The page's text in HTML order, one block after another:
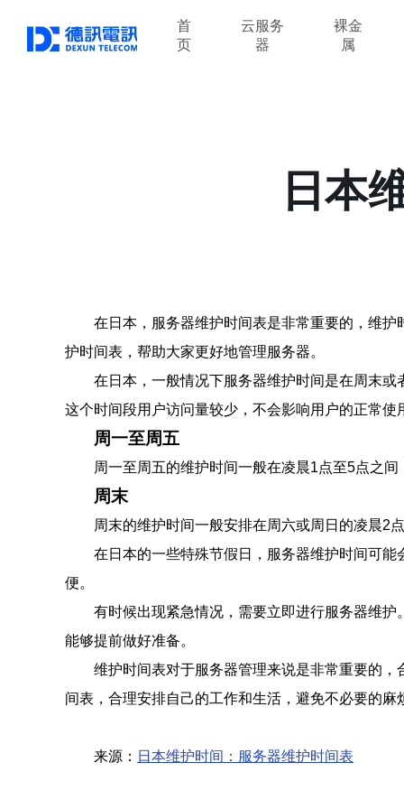
首
页
云服务
器
裸金
属
日本
在日本，服务器维护时间表是非常重要的，维
护时间表，帮助大家更好地管理服务器。
在日本，一般情况下服务器维护时间是在周末
这个时间段用户访问量较少，不会影响用户的正常使
周一至周五
周一至周五的维护时间一般在凌晨1点至5点之
周末
周末的维护时间一般安排在周六或周日的凌晨2
在日本的一些特殊节假日，服务器维护时间可
便。
有时候出现紧急情况，需要立即进行服务器维
能够提前做好准备。
维护时间表对于服务器管理来说是非常重要的
间表，合理安排自己的工作和生活，避免不必要的麻
来源： 日本维护时间：服务器维护时间表